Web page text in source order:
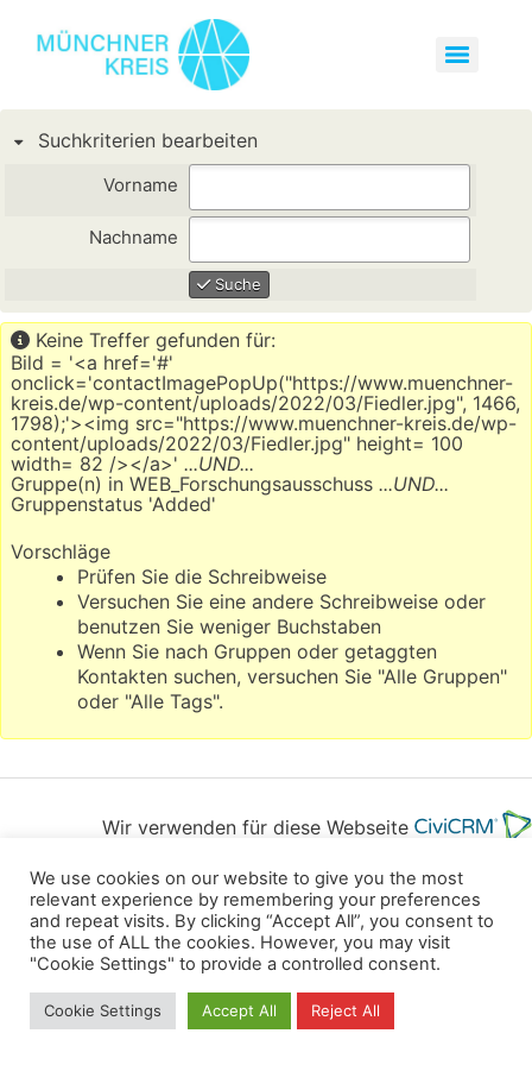
Suchkriterien bearbeiten
Vorname
Nachname
Suche
Keine Treffer gefunden für:
Bild = '<a href='#'
onclick='contactImagePopUp("https://www.muenchner-
kreis.de/wp-content/uploads/2022/03/Fiedler.jpg", 1466,
1798);'><img src="https://www.muenchner-kreis.de/wp-
content/uploads/2022/03/Fiedler.jpg" height= 100
width= 82 /></a>' ...UND...
Gruppe(n) in WEB_Forschungsausschuss ...UND...
Gruppenstatus 'Added'
Vorschläge
Prüfen Sie die Schreibweise
Versuchen Sie eine andere Schreibweise oder
benutzen Sie weniger Buchstaben
Wenn Sie nach Gruppen oder getaggten
Kontakten suchen, versuchen Sie "Alle Gruppen"
oder "Alle Tags".
Wir verwenden für diese Webseite
Datenschutz Kopierrechte
Impressum
Kontakt
All rights reserved
We use cookies on our website to give you the most
relevant experience by remembering your preferences
and repeat visits. By clicking “Accept All”, you consent to
the use of ALL the cookies. However, you may visit
"Cookie Settings" to provide a controlled consent.
Cookie Settings Accept All Reject All